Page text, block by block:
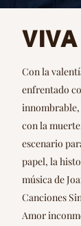
VIVA
Con la
enfrentado
innombrable,
con la
escenario
papel, la
música de
Canciones
Amor